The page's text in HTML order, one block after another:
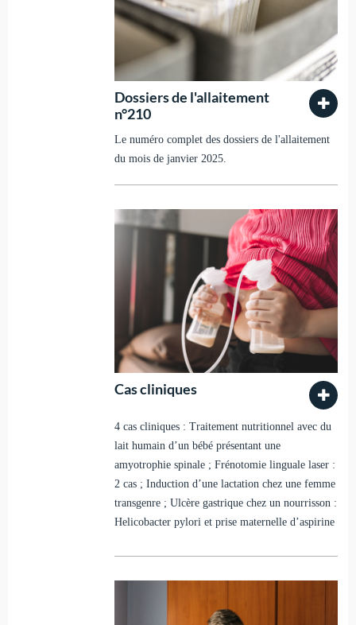
Dossiers de l'allaitement
n°210
Le numéro complet des dossiers de l'allaitement
du mois de janvier 2025.
Cas cliniques
4 cas cliniques : Traitement nutritionnel avec du
lait humain d’un bébé présentant une
amyotrophie spinale ; Frénotomie linguale laser :
2 cas ; Induction d’une lactation chez une femme
transgenre ; Ulcère gastrique chez un nourrisson :
Helicobacter pylori et prise maternelle d’aspirine